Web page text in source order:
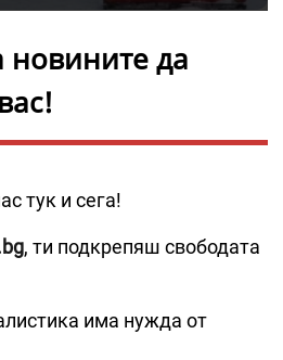
новините да
тук и сега!
, ти подкрепяш свободата
има нужда от